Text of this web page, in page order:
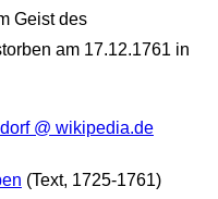
Geist des
am 17.12.1761 in
@ wikipedia.de
(Text, 1725-1761)